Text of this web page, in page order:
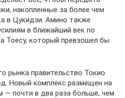
накопленные за более чем
в Цукидзи. Амино также
в ближайший век по
Тоесу, который превзошел бы
рынка правительство Токио
Новый комплекс размещен на
— почти в два раза больше, чем